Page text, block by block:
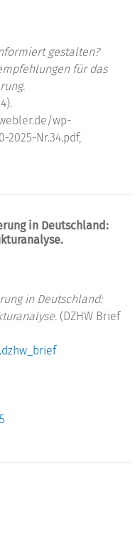
gestalten?
für das
wp-
Nr.34.pdf,
in Deutschland:
in Deutschland:
(DZHW Brief